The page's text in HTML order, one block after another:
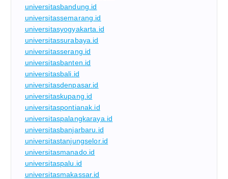
universitasbandung.id
universitassemarang.id
universitasyogyakarta.id
universitassurabaya.id
universitasserang.id
universitasbanten.id
universitasbali.id
universitasdenpasar.id
universitaskupang.id
universitaspontianak.id
universitaspalangkaraya.id
universitasbanjarbaru.id
universitastanjungselor.id
universitasmanado.id
universitaspalu.id
universitasmakassar.id